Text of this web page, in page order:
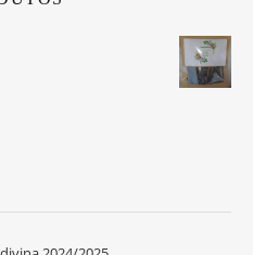
R$ 32,00.